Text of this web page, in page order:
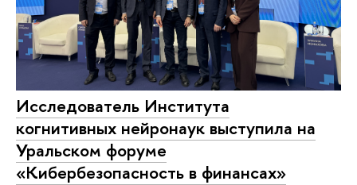
Исследователь Института
когнитивных нейронаук выступила на
Уральском форуме
«Кибербезопасность в финансах»